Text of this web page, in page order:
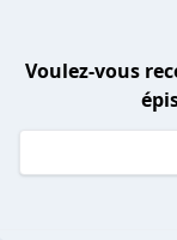
Voulez-vous